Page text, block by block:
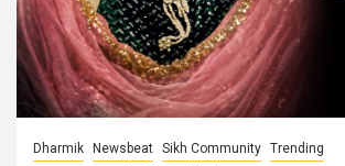
Dharmik Newsbeat Sikh Community Trending